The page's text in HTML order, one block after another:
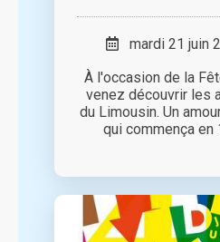
mardi 21 juin
À l'occasion de la
venez découvrir les
du Limousin. Un
qui commença en